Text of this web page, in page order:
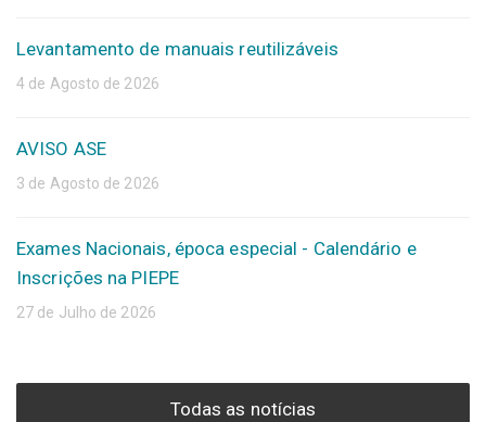
Levantamento de manuais reutilizáveis
4 de Agosto de 2026
AVISO ASE
3 de Agosto de 2026
Exames Nacionais, época especial - Calendário e
Inscrições na PIEPE
27 de Julho de 2026
Todas as notícias